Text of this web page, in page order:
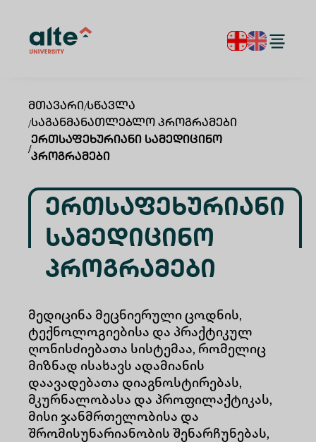
Მთავარი/Სწავლა
/Საგანმანათლებლო Პროგრამები
/
Ერთსაფეხურიანი Სამედიცინო
Პროგრამები
Ერთსაფეხურიანი
Სამედიცინო
Პროგრამები
მედიცინა მეცნიერული ცოდნის,
ტექნოლოგიებისა და პრაქტიკულ
ღონისძიებათა სისტემაა, რომელიც
მიზნად ისახავს ადამიანის
დაავადებათა დიაგნოსტირებას,
მკურნალობასა და პროფილაქტიკას,
მისი ჯანმრთელობისა და
შრომისუნარიანობის შენარჩუნებას,